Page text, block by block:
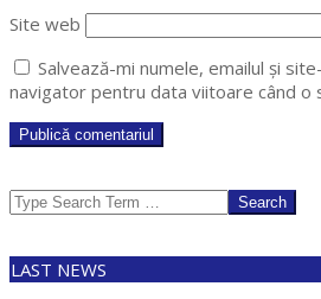
Site web
Salvează-mi numele, emailul și
navigator pentru data viitoare când o
Search
LAST NEWS